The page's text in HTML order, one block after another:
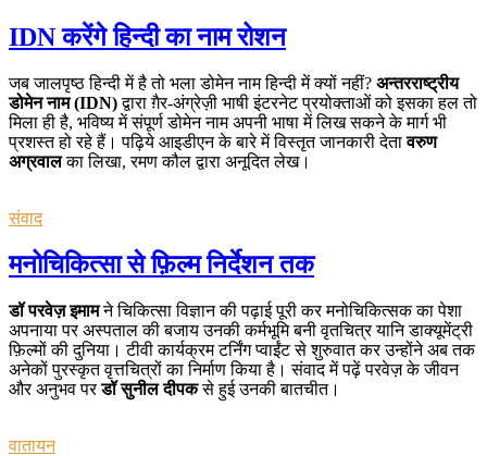
IDN करेंगे हिन्दी का नाम रोशन
जब जालपृष्ठ हिन्दी में है तो भला डोमेन नाम हिन्दी में क्यों नहीं? अन्तरराष्ट्रीय
डोमेन नाम (IDN)द्वारा ग़ैर-अंग्रेज़ी भाषी इंटरनेट प्रयोक्ताओं को इसका हल तो
मिला ही है, भविष्य में संपूर्ण डोमेन नाम अपनी भाषा में लिख सकने के मार्ग भी
प्रशस्त हो रहे हैं। पढ़िये आइडीएन के बारे में विस्तृत जानकारी देतावरुण
अग्रवालका लिखा, रमण कौल द्वारा अनूदित लेख।
संवाद
मनोचिकित्सा से फ़िल्म निर्देशन तक
डॉ परवेज़ इमामने चिकित्सा विज्ञान की पढ़ाई पूरी कर मनोचिकित्सक का पेशा
अपनाया पर अस्पताल की बजाय उनकी कर्मभूमि बनी वृतचित्र यानि डाक्यूमेंट्री
फ़िल्मों की दुनिया। टीवी कार्यक्रम टर्निंग प्वाईंट से शुरुवात कर उन्होंने अब तक
अनेकों पुरस्कृत वृत्तचित्रों का निर्माण किया है। संवाद में पढ़ें परवेज़ के जीवन
और अनुभव परडॉ सुनील दीपकसे हुई उनकी बातचीत।
वातायन